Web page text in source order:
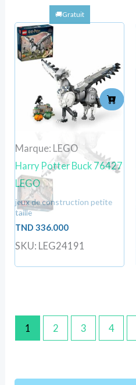
Marque: LEGO
Harry Potter Buck 76427
LEGO
jeux de construction petite
taille
TND336.000
SKU: LEG24191
1 2 3 4